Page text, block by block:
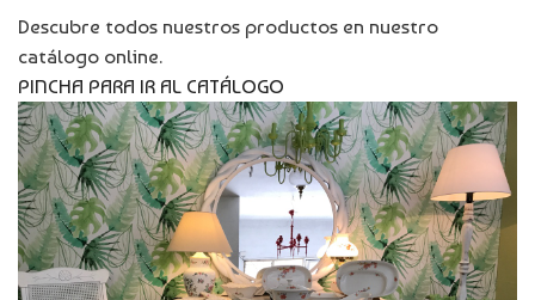
Descubre todos nuestros productos en nuestro
catálogo online.
PINCHA PARA IR AL CATÁLOGO